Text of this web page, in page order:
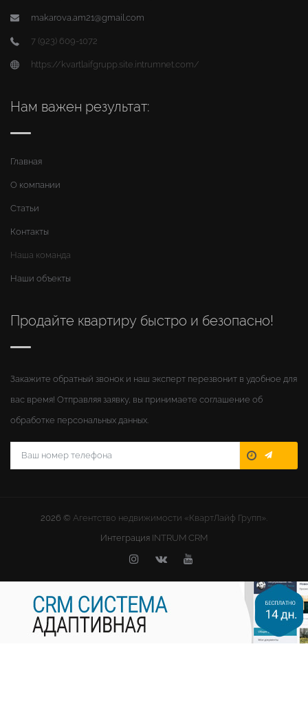
makarova.am21@gmail.com
7 (923) 609-1072
https://kvartlaifgrupp.site.intrumnet.com/
Нам важен результат:
Главная
О компании
Статьи
Контакты
Наша команда
Наши объекты
Продайте квартиру быстро и безопасно!
Закажите обратный звонок и наш эксперт перезвонит в удобное для
вас время! Отправляя заявку, вы принимаете соглашение об
обработке персональных данных.
2026 © Агентство недвижимости «КвартЛайф Групп».
Интеграция INTRUM CRM